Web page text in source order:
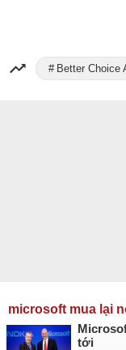
Better Choice
microsoft mua lại
tới